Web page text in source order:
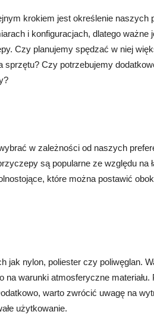
krokiem jest określenie naszych
i konfiguracjach, dlatego ważne
Czy planujemy spędzać w niej
Czy potrzebujemy
w zależności od naszych
są popularne ze względu na
które można postawić
jak nylon, poliester czy poliwęglan.
na warunki atmosferyczne materiału.
warto zwrócić uwagę na
użytkowanie.